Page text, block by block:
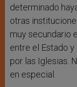
determinado
otras
muy secundario
entre el Estado
por las Iglesias.
en especial.